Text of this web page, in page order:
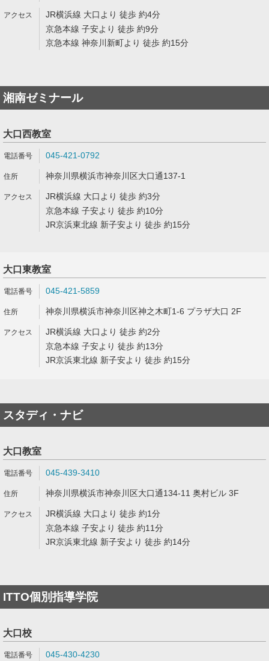
JR横浜線 大口より 徒歩 約4分
京急本線 子安より 徒歩 約9分
京急本線 神奈川新町より 徒歩 約15分
湘南ゼミナール
大口西教室
045-421-0792
神奈川県横浜市神奈川区大口通137-1
JR横浜線 大口より 徒歩 約3分
京急本線 子安より 徒歩 約10分
JR京浜東北線 新子安より 徒歩 約15分
大口東教室
045-421-5859
神奈川県横浜市神奈川区神之木町1-6 プラザ大口 2F
JR横浜線 大口より 徒歩 約2分
京急本線 子安より 徒歩 約13分
JR京浜東北線 新子安より 徒歩 約15分
スタディ・ナビ
大口教室
045-439-3410
神奈川県横浜市神奈川区大口通134-11 奥村ビル 3F
JR横浜線 大口より 徒歩 約1分
京急本線 子安より 徒歩 約11分
JR京浜東北線 新子安より 徒歩 約14分
ITTO個別指導学院
大口校
045-430-4230